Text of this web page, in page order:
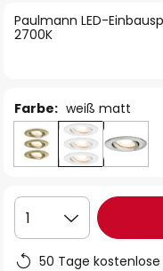
Paulmann LED-
2700K
Farbe: weiß matt
1
50 Tage